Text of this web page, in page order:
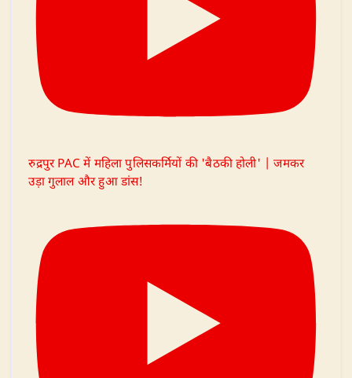
रुद्रपुर PAC में महिला पुलिसकर्मियों की 'बैठकी होली' | जमकर
उड़ा गुलाल और हुआ डांस!